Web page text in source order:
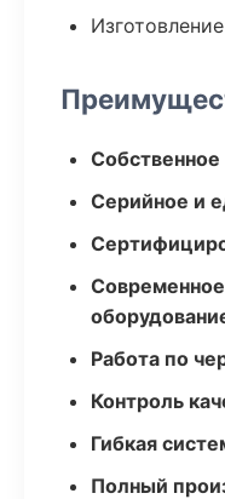
Серийное и
Работа по
Контроль
Гибкая
Полный